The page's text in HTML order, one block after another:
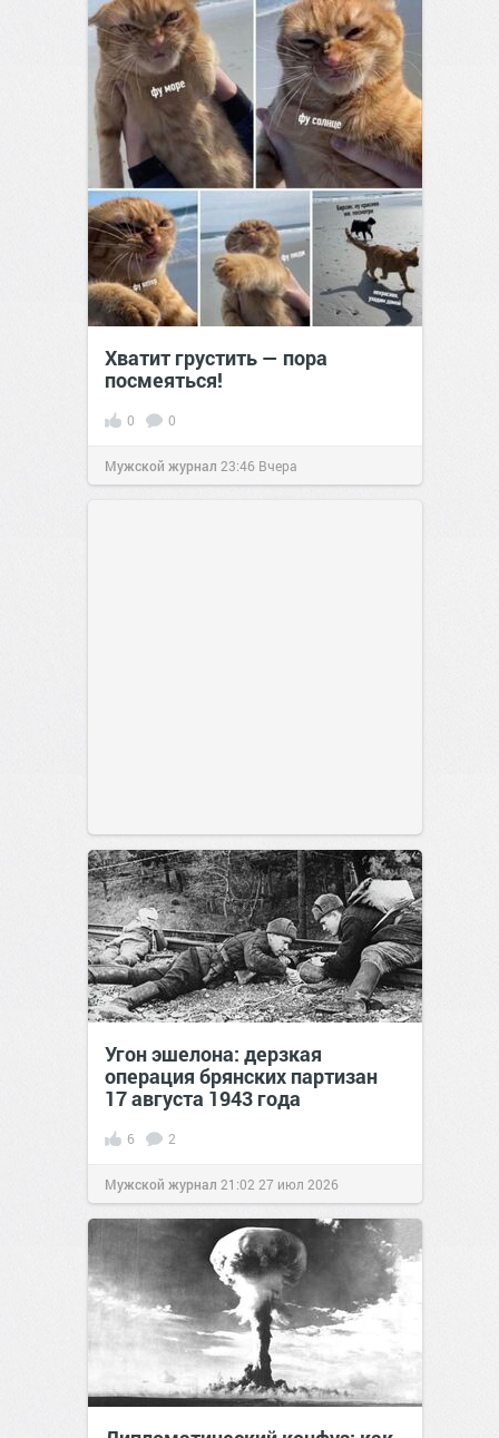
Хватит грустить — пора
посмеяться!
0 0
Мужской журнал 23:46 Вчера
Угон эшелона: дерзкая
операция брянских партизан
17 августа 1943 года
6 2
Мужской журнал 21:02 27 июл 2026